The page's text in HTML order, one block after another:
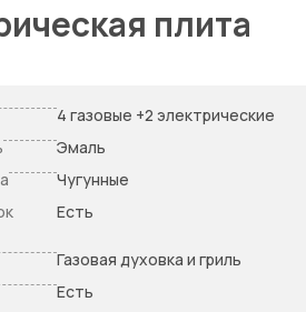
плита
4 газовые +2 электрические
Эмаль
Чугунные
Есть
Газовая духовка и гриль
Есть